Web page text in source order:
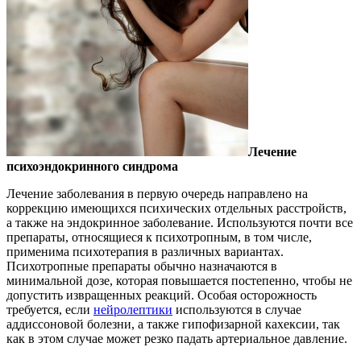
Лечение
психоэндокринного синдрома
Лечение заболевания в первую очередь направлено на
коррекцию имеющихся психических отдельных расстройств,
а также на эндокринное заболевание. Используются почти все
препараты, относящиеся к психотропным, в том числе,
применима психотерапия в различных вариантах.
Психотропные препараты обычно назначаются в
минимальной дозе, которая повышается постепенно, чтобы не
допустить извращенных реакций. Особая осторожность
требуется, если нейролептики используются в случае
аддиссоновой болезни, а также гипофизарной кахексии, так
как в этом случае может резко падать артериальное давление.